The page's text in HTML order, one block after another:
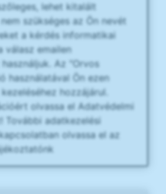
lehet kitalált
szükséges az Ön nevét
a kérdés informatikai
válasz emailen
Az "Orvos
használatával Ön ezen
hozzájárul.
olvassa el Adatvédelmi
További adatkezelési
olvassa el az